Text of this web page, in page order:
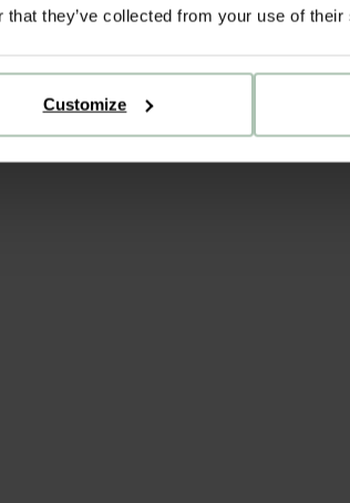
they’ve collected from your use of
Customize